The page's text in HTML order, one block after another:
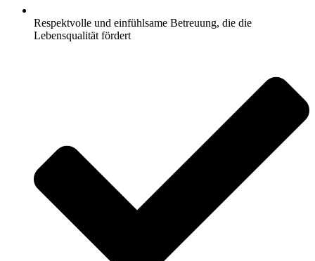
Respektvolle und einfühlsame Betreuung, die die
Lebensqualität fördert